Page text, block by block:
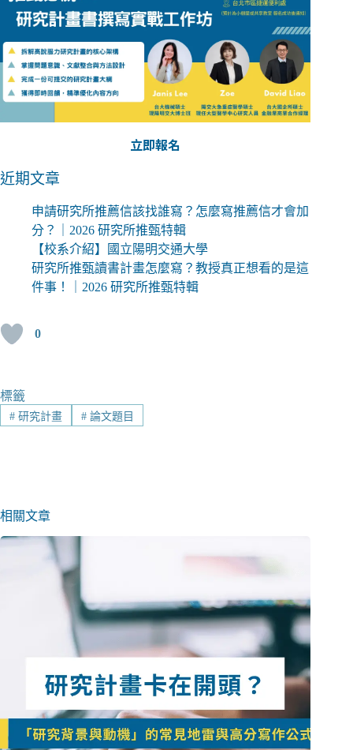
立即報名
近期文章
申請研究所推薦信該找誰寫？怎麼寫推薦信才會加
分？｜2026 研究所推甄特輯
【校系介紹】國立陽明交通大學
研究所推甄讀書計畫怎麼寫？教授真正想看的是這
件事！｜2026 研究所推甄特輯
0
標籤
#研究計畫 #論文題目
相關文章